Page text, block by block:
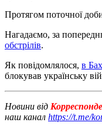
Протягом поточної
Нагадаємо, за
обстрілів.
Як повідомлялося, в
блокував українську
Новини від
наш канал https://t.me/